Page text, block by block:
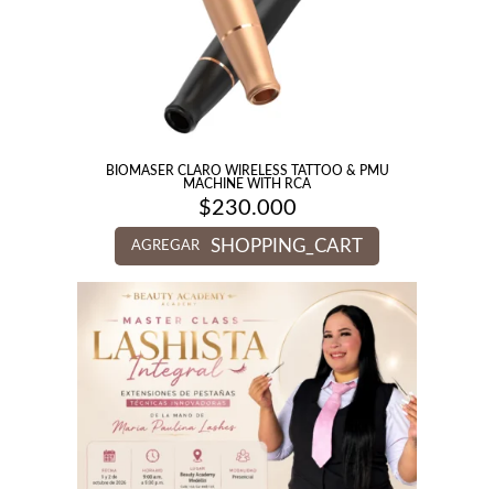
BIOMASER CLARO WIRELESS TATTOO & PMU
MACHINE WITH RCA
$230.000
AGREGAR SHOPPING_CART